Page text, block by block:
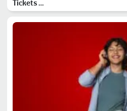
Tickets …